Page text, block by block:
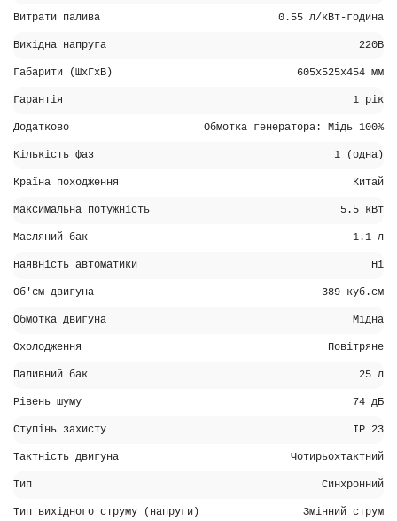
Витрати палива 0.55 л/кВт-година
Вихідна напруга 220В
Габарити (ШхГхВ) 605x525x454 мм
Гарантія 1 рік
Додатково Обмотка генератора: Мідь 100%
Кількість фаз 1 (одна)
Країна походження Китай
Максимальна потужність 5.5 кВт
Масляний бак 1.1 л
Наявність автоматики Ні
Об'єм двигуна 389 куб.см
Обмотка двигуна Мідна
Охолодження Повітряне
Паливний бак 25 л
Рівень шуму 74 дБ
Ступінь захисту IP 23
Тактність двигуна Чотирьохтактний
Тип Синхронний
Тип вихідного струму (напруги) Змінний струм